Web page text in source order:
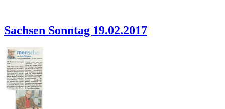
Sachsen Sonntag 19.02.2017